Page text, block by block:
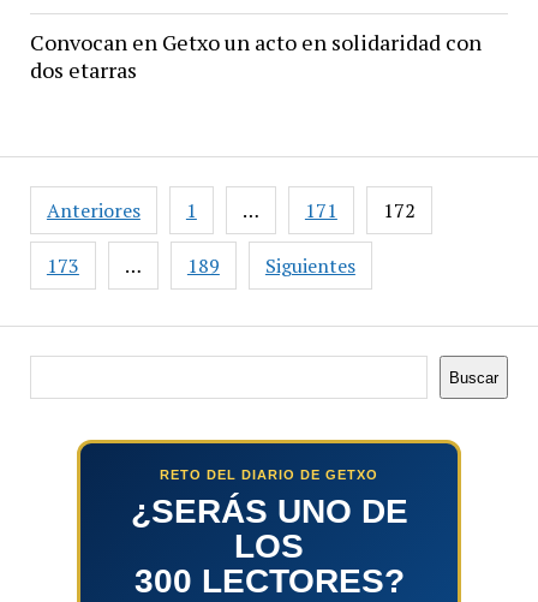
Convocan en Getxo un acto en solidaridad con
dos etarras
Paginación
de
entradas
Anteriores 1 … 171 172
173 … 189 Siguientes
Buscar
RETO DEL DIARIO DE GETXO
¿SERÁS UNO DE
LOS
300 LECTORES?